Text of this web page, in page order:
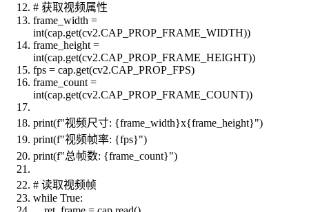
# 获取视频属性
frame_width =
int(cap.get(cv2.CAP_PROP_FRAME_WIDTH))
frame_height =
int(cap.get(cv2.CAP_PROP_FRAME_HEIGHT))
fps = cap.get(cv2.CAP_PROP_FPS)
frame_count =
int(cap.get(cv2.CAP_PROP_FRAME_COUNT))
print(f"视频尺寸: {frame_width}x{frame_height}")
print(f"视频帧率: {fps}")
print(f"总帧数: {frame_count}")
# 读取视频帧
while True: